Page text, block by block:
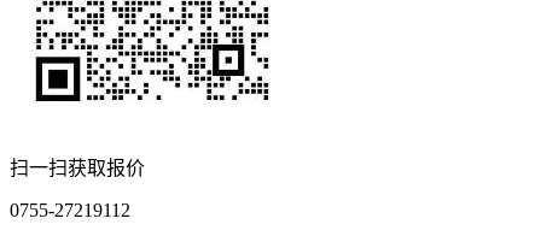
扫一扫获取报价
0755-27219112